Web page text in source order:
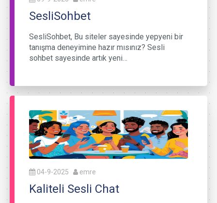
SesliSohbet
SesliSohbet, Bu siteler sayesinde yepyeni bir
tanışma deneyimine hazır mısınız? Sesli
sohbet sayesinde artık yeni…
04-9-2025 emre
Kaliteli Sesli Chat